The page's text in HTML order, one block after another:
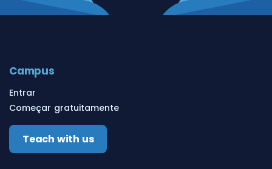
Campus
Entrar
Começar gratuitamente
Teach with us